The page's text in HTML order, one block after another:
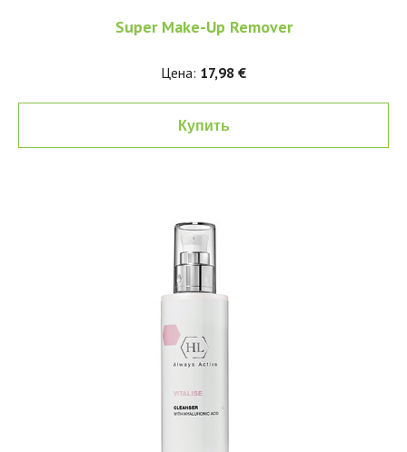
Super Make-Up Remover
Цена: 17,98 €
Купить